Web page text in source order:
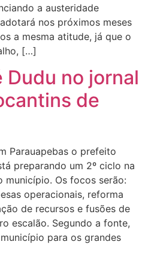
a austeridade
nos próximos meses
a mesma atitude, já que o
[…]
Dudu no jornal
de
Parauapebas o prefeito
preparando um 2º ciclo na
município. Os focos serão:
operacionais, reforma
de recursos e fusões de
escalão. Segundo a fonte,
para os grandes